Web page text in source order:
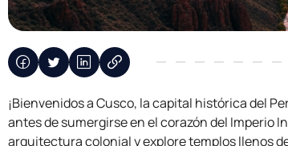
¡Bienvenidos a Cusco, la capital histórica del
antes de sumergirse en el corazón del Imperio
arquitectura colonial y explore templos llenos